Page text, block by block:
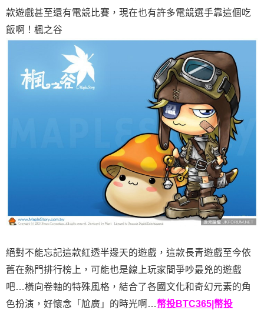
款遊戲甚至還有電競比賽，現在也有許多電競選手靠這個吃
飯啊！楓之谷
絕對不能忘記這款紅透半邊天的遊戲，這款長青遊戲至今依
舊在熱門排行榜上，可能也是線上玩家間爭吵最兇的遊戲
吧…橫向卷軸的特殊風格，結合了各國文化和奇幻元素的角
色扮演，好懷念「尬廣」的時光啊…幣投BTC365|幣投